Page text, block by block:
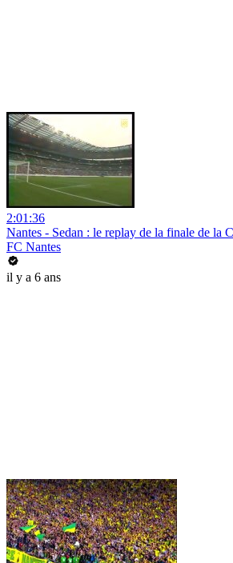
2:01:36
Nantes - Sedan : le replay de la finale de la
FC Nantes
il y a 6 ans